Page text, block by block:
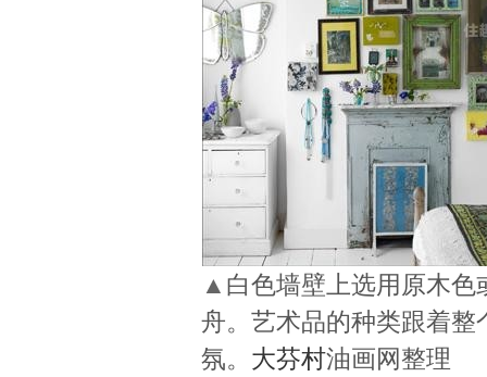
▲ 白色墙壁上选用原木
舟。艺术品的种类跟着
氛。 大芬村油画网整理